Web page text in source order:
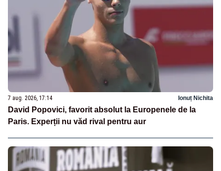
7 aug. 2026, 17:14 Ionuț Nichita
David Popovici, favorit absolut la Europenele de la
Paris. Experții nu văd rival pentru aur